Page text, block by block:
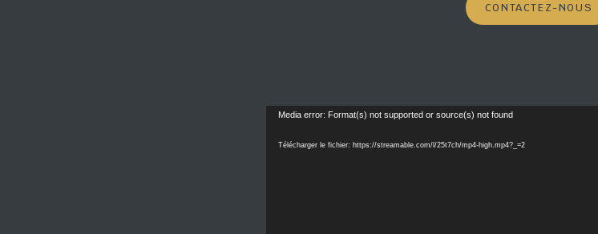
CONTACTEZ-NOUS
Media error: Format(s) not supported or source(s) not found
Télécharger le fichier: https://streamable.com/l/25t7ch/mp4-high.mp4?_=2